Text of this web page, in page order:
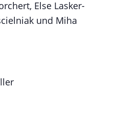
Else Lasker-
und Miha